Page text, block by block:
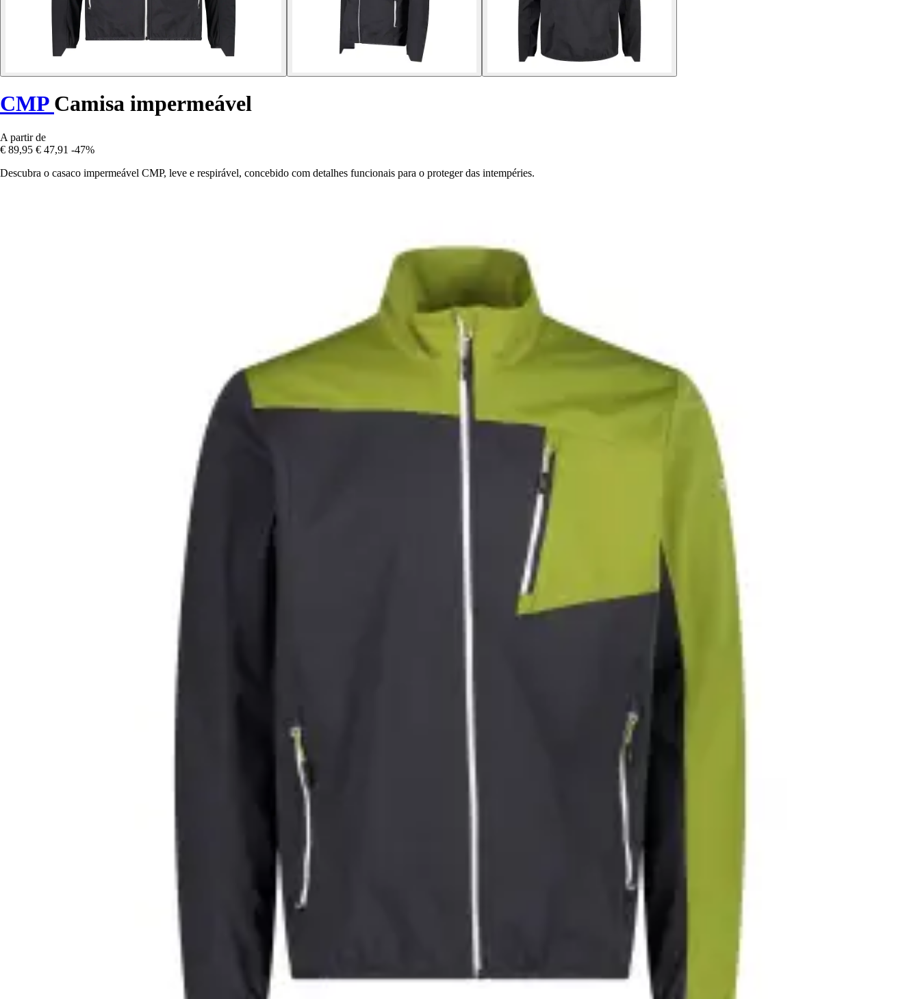
CMP Camisa impermeável
A partir de
€ 89,95 € 47,91 -47%
Descubra o casaco impermeável CMP, leve e respirável, concebido com detalhes funcionais para o proteger das intempéries.